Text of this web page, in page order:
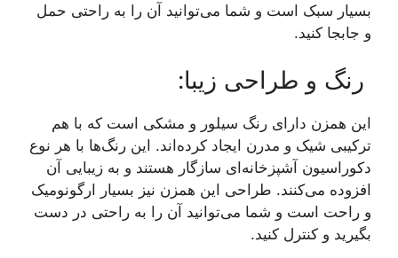
بسیار سبک است و شما می‌توانید آن را به راحتی حمل
و جابجا کنید.
رنگ و طراحی زیبا:
این همزن دارای رنگ سیلور و مشکی است که با هم
ترکیبی شیک و مدرن ایجاد کرده‌اند. این رنگ‌ها با هر نوع
دکوراسیون آشپزخانه‌ای سازگار هستند و به زیبایی آن
افزوده می‌کنند. طراحی این همزن نیز بسیار ارگونومیک
و راحت است و شما می‌توانید آن را به راحتی در دست
بگیرید و کنترل کنید.